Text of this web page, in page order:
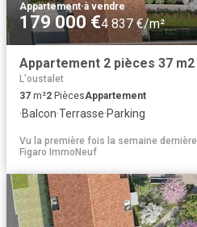
Appartement·à vendre
179 000 €4 837 €/m²
Appartement 2 pièces 37 m2
L'oustalet
37 m²2 PiècesAppartement
·Balcon·Terrasse·Parking
Vu la première fois la semaine dernière
Figaro ImmoNeuf